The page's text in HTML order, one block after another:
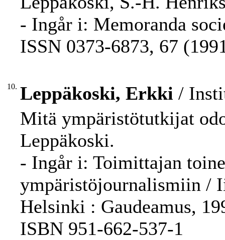
- Ingår i: Memoranda
ISSN 0373-6873, 67
10. Leppäkoski, Erkki /
Mitä ympäristötutkijat
Leppäkoski.
- Ingår i: Toimittajan
ympäristöjournalismiin /
Helsinki : Gaudeamus,
ISBN 951-662-537-1